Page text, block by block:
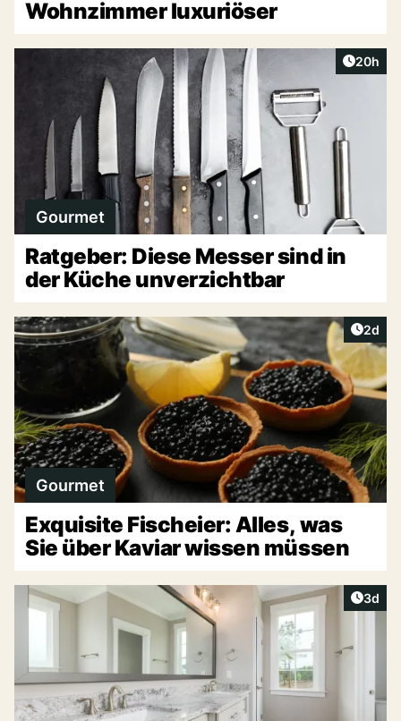
Wohnzimmer luxuriöser
Artikel
20h
Gourmet
Ratgeber: Diese Messer sind in
der Küche unverzichtbar
2d
Gourmet
Exquisite Fischeier: Alles, was
Sie über Kaviar wissen müssen
3d